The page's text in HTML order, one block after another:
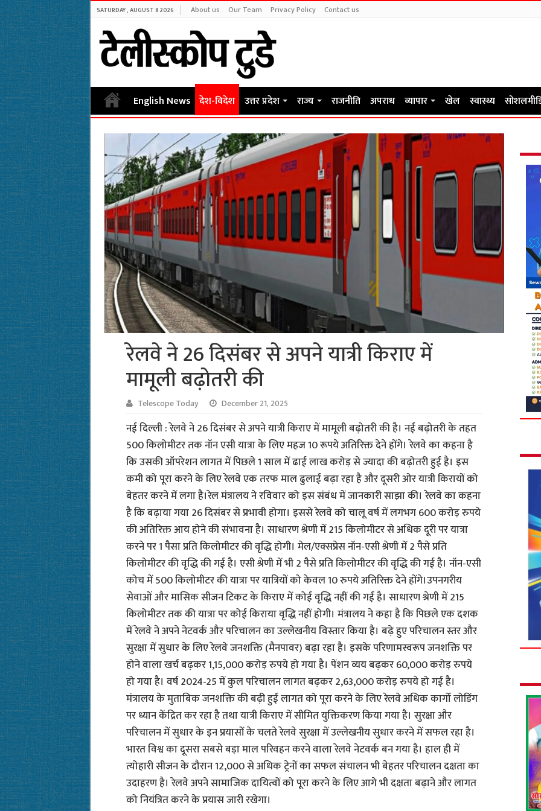
SATURDAY , AUGUST 8 2026 About us Our Team Privacy Policy Contact us
English News देश-विदेश उत्तर प्रदेश राज्य राजनीति अपराध व्यापार खेल स्वास्थ्य
रेलवे ने 26 दिसंबर से अपने यात्री किराए में
मामूली बढ़ोतरी की
Telescope Today December 21, 2025
नई दिल्ली : रेलवे ने 26 दिसंबर से अपने यात्री किराए में मामूली बढ़ोतरी की है। नई बढ़ोतरी के तहत
500 किलोमीटर तक नॉन एसी यात्रा के लिए महज 10 रूपये अतिरिक्त देने होंगे। रेलवे का कहना है
कि उसकी ऑपरेशन लागत में पिछले 1 साल में ढाई लाख करोड़ से ज्यादा की बढ़ोतरी हुई है। इस
कमी को पूरा करने के लिए रेलवे एक तरफ माल ढुलाई बढ़ा रहा है और दूसरी ओर यात्री किरायों को
बेहतर करने में लगा है।रेल मंत्रालय ने रविवार को इस संबंध में जानकारी साझा की। रेलवे का कहना
है कि बढ़ाया गया 26 दिसंबर से प्रभावी होगा। इससे रेलवे को चालू वर्ष में लगभग 600 करोड़ रुपये
की अतिरिक्त आय होने की संभावना है। साधारण श्रेणी में 215 किलोमीटर से अधिक दूरी पर यात्रा
करने पर 1 पैसा प्रति किलोमीटर की वृद्धि होगी। मेल/एक्सप्रेस नॉन-एसी श्रेणी में 2 पैसे प्रति
किलोमीटर की वृद्धि की गई है। एसी श्रेणी में भी 2 पैसे प्रति किलोमीटर की वृद्धि की गई है। नॉन-एसी
कोच में 500 किलोमीटर की यात्रा पर यात्रियों को केवल 10 रुपये अतिरिक्त देने होंगे।उपनगरीय
सेवाओं और मासिक सीजन टिकट के किराए में कोई वृद्धि नहीं की गई है। साधारण श्रेणी में 215
किलोमीटर तक की यात्रा पर कोई किराया वृद्धि नहीं होगी। मंत्रालय ने कहा है कि पिछले एक दशक
में रेलवे ने अपने नेटवर्क और परिचालन का उल्लेखनीय विस्तार किया है। बढ़े हुए परिचालन स्तर और
सुरक्षा में सुधार के लिए रेलवे जनशक्ति (मैनपावर) बढ़ा रहा है। इसके परिणामस्वरूप जनशक्ति पर
होने वाला खर्च बढ़कर 1,15,000 करोड़ रुपये हो गया है। पेंशन व्यय बढ़कर 60,000 करोड़ रुपये
हो गया है। वर्ष 2024-25 में कुल परिचालन लागत बढ़कर 2,63,000 करोड़ रुपये हो गई है।
मंत्रालय के मुताबिक जनशक्ति की बढ़ी हुई लागत को पूरा करने के लिए रेलवे अधिक कार्गो लोडिंग
पर ध्यान केंद्रित कर रहा है तथा यात्री किराए में सीमित युक्तिकरण किया गया है। सुरक्षा और
परिचालन में सुधार के इन प्रयासों के चलते रेलवे सुरक्षा में उल्लेखनीय सुधार करने में सफल रहा है।
भारत विश्व का दूसरा सबसे बड़ा माल परिवहन करने वाला रेलवे नेटवर्क बन गया है। हाल ही में
त्योहारी सीजन के दौरान 12,000 से अधिक ट्रेनों का सफल संचालन भी बेहतर परिचालन दक्षता का
उदाहरण है। रेलवे अपने सामाजिक दायित्वों को पूरा करने के लिए आगे भी दक्षता बढ़ाने और लागत
को नियंत्रित करने के प्रयास जारी रखेगा।